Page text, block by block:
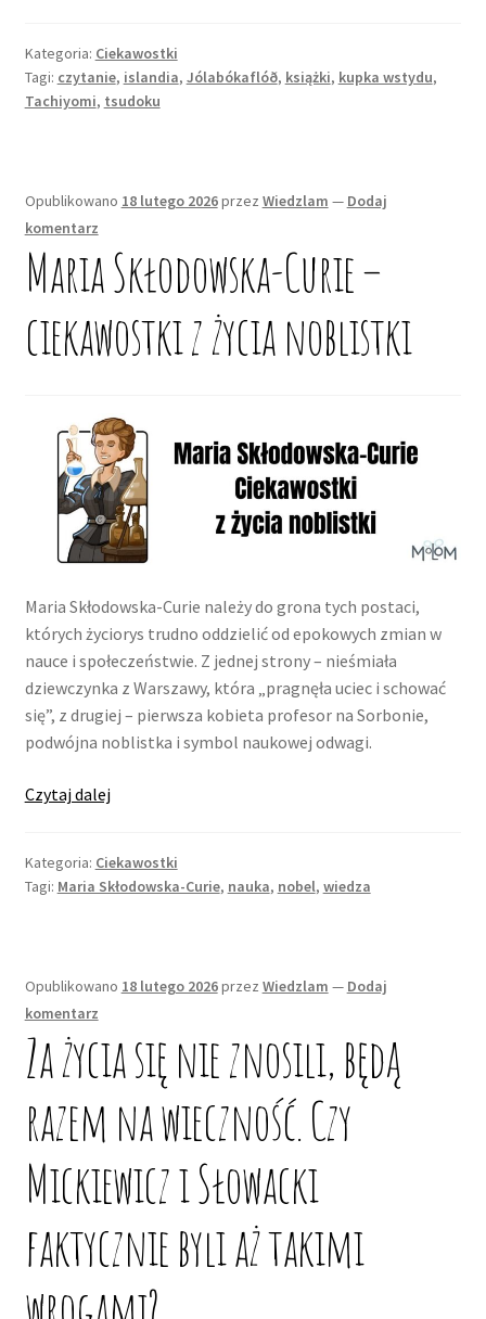
od
islandzkiej
web
aż
po
przy
skręcaniu
Kategoria: Ciekawostki
Tagi: czytanie, islandia, Jólabókaflóð, książki, kupka wstydu,
Tachiyomi, tsudoku
Opublikowano 18 lutego 2026przez Wiedzlam — Dodaj
komentarz
Maria Skłodowska-Curie –
ciekawostki z życia noblistki
Maria Skłodowska-Curie należy do grona tych postaci,
których życiorys trudno oddzielić od epokowych zmian w
nauce i społeczeństwie. Z jednej strony – nieśmiała
dziewczynka z Warszawy, która „pragnęła uciec i schować
się”, z drugiej – pierwsza kobieta profesor na Sorbonie,
podwójna noblistka i symbol naukowej odwagi.
Czytaj dalejMaria
–
ciekawostki
noblistki
Kategoria: Ciekawostki
Tagi: Maria Skłodowska-Curie, nauka, nobel, wiedza
Opublikowano 18 lutego 2026przez Wiedzlam — Dodaj
komentarz
Za życia się nie znosili, będą
razem na wieczność. Czy
Mickiewicz i Słowacki
faktycznie byli aż takimi